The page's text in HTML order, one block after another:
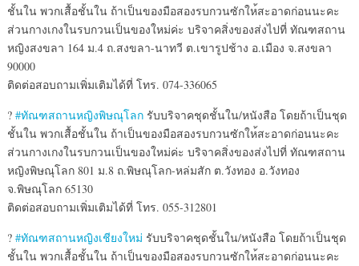
ชั้นใน พวกเสื้อชั้นใน ถ้าเป็นของมือสองรบกวนซักให้สะอาดก่อนนะคะ
ส่วนกางเกงในรบกวนเป็นของใหม่ค่ะ บริจาคสิ่งของส่งไปที่ ทัณฑสถาน
หญิงสงขลา 164 ม.4 ถ.สงขลา-นาทวี ต.เขารูปช้าง อ.เมือง จ.สงขลา
90000
ติดต่อสอบถามเพิ่มเติมได้ที่ โทร. 074-336065
? #ทัณฑสถานหญิงพิษณุโลกรับบริจาคชุดชั้นใน/หนังสือ โดยถ้าเป็นชุด
ชั้นใน พวกเสื้อชั้นใน ถ้าเป็นของมือสองรบกวนซักให้สะอาดก่อนนะคะ
ส่วนกางเกงในรบกวนเป็นของใหม่ค่ะ บริจาคสิ่งของส่งไปที่ ทัณฑสถาน
หญิงพิษณุโลก 801 ม.8 ถ.พิษณุโลก-หล่มสัก ต.วังทอง อ.วังทอง
จ.พิษณุโลก 65130
ติดต่อสอบถามเพิ่มเติมได้ที่ โทร. 055-312801
? #ทัณฑสถานหญิงเชียงใหม่ รับบริจาคชุดชั้นใน/หนังสือ โดยถ้าเป็นชุด
ชั้นใน พวกเสื้อชั้นใน ถ้าเป็นของมือสองรบกวนซักให้สะอาดก่อนนะคะ